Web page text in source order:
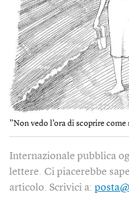
”Non vedo l’ora di scoprire come
Internazionale pubblica
lettere. Ci piacerebbe
articolo. Scrivici a: